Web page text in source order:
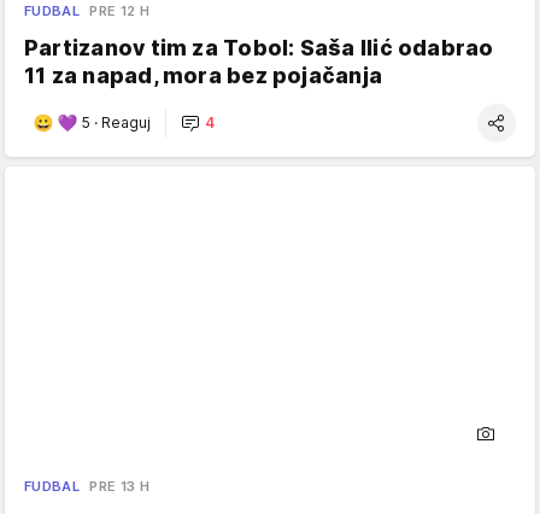
FUDBAL PRE 12 H
Partizanov tim za Tobol: Saša Ilić odabrao
11 za napad, mora bez pojačanja
5 · Reaguj 4
FUDBAL PRE 13 H